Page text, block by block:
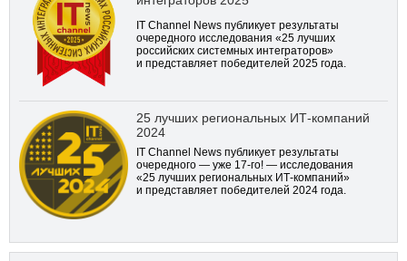
IT Channel News публикует результаты
очередного исследования «25 лучших
российских системных интеграторов»
и представляет победителей 2025 года.
25 лучших региональных ИТ-компаний
2024
IT Channel News публикует результаты
очередного — уже 17-го! — исследования
«25 лучших региональных ИТ-компаний»
и представляет победителей 2024 года.